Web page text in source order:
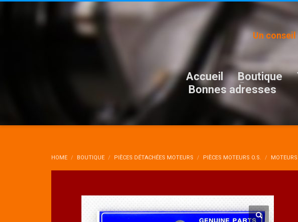
Un conseil
Accueil Boutique
Bonnes adresses
HOME BOUTIQUE PIÈCES DÉTACHÉES MOTEURS PIÈCES MOTEURS O.S.